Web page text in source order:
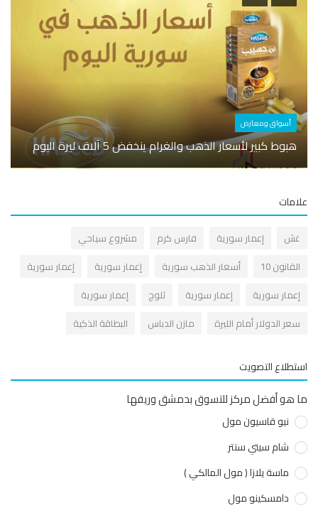
أسواق ومعارض
هبوط كبير لأسعار الذهب والغرام ينخفض 5 آلاف ليرة اليوم
إعمار سورية فارس كرم
مشروع سياحي
10
أسعار الذهب سورية إعمار سورية
إعمار سورية
سورية
إعمار سورية ثلوج
إعمار سورية
الدولار أمام الليرة
مازن الدباس البطاقة الذكية
التصويت
أفضل مركز للتسوق بدمشق وريفها
نيو قاسيون مول
شام سيتي سنتر
ماسة يلازا ( مول المالكي )
دامسكينو مول